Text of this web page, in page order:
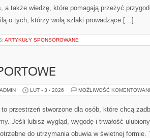
a także wiedzę, które pomagają przeżyć
o tych, którzy wolą szlaki prowadzące […]
ARTYKUŁY SPONSOROWANE
LUT - 3 - 2026 MOŻLIWOŚĆ
to przestrzeń stworzone dla osób, które chcą
Jeśli lubisz wygląd, wygodę i trwałość
do utrzymania obuwia w świetnej formie.